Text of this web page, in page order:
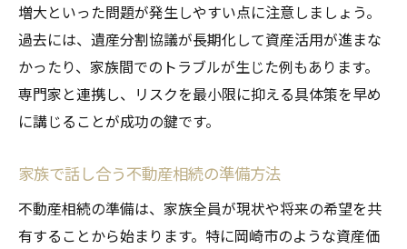
専門家連携で実現する不動産相続の安心体
制
不動産相続と税務対策の最適なタイミング
増大といった問題が発生しやすい点に注意しましょう。
過去には、遺産分割協議が長期化して資産活用が進まな
かったり、家族間でのトラブルが生じた例もあります。
専門家と連携し、リスクを最小限に抑える具体策を早め
に講じることが成功の鍵です。
家族で話し合う不動産相続の準備方法
不動産相続の準備は、家族全員が現状や将来の希望を共
有することから始まります。特に岡崎市のような資産価